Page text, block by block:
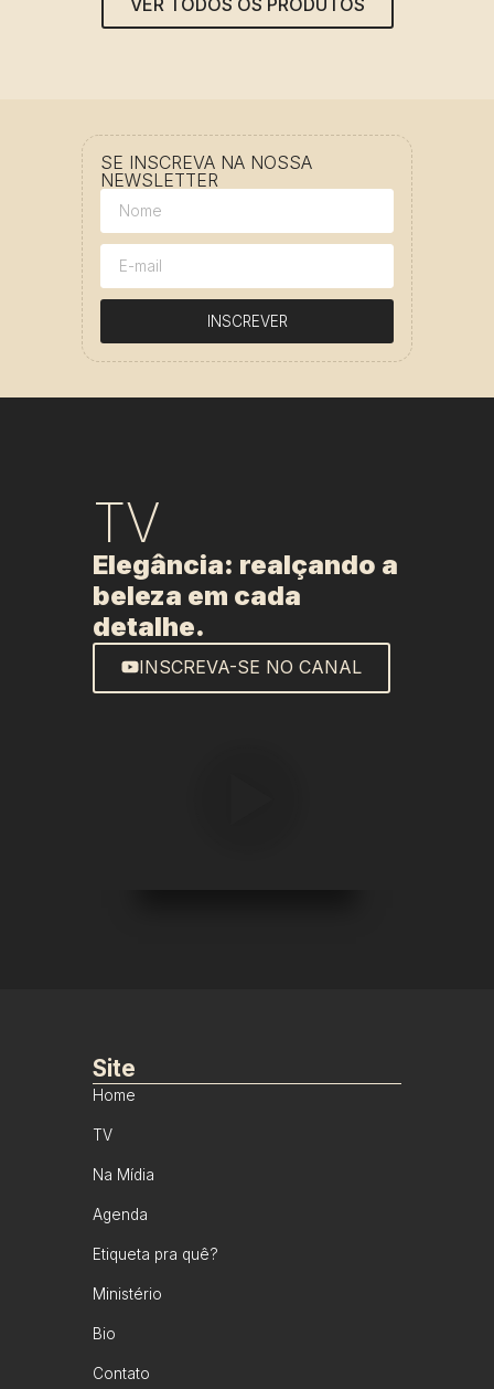
VER TODOS OS PRODUTOS
SE INSCREVA NA NOSSA
NEWSLETTER
INSCREVER
TV
Elegância: realçando a
beleza em cada
detalhe.
INSCREVA-SE NO CANAL
Site
Home
TV
Na Mídia
Agenda
Etiqueta pra quê?
Ministério
Bio
Contato